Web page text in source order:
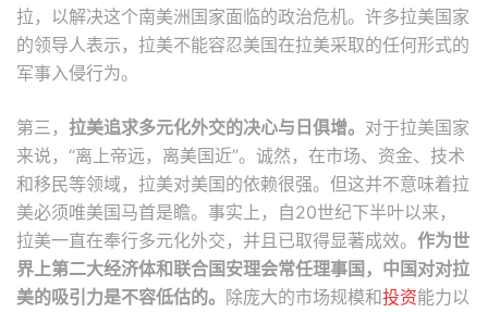
拉，以解决这个南美洲国家面临的政治危机。许多拉美国家
的领导人表示，拉美不能容忍美国在拉美采取的任何形式的
军事入侵行为。
第三， 拉美追求多元化外交的决心与日俱增。 对于拉美国家
来说，“离上帝远，离美国近”。诚然，在市场、资金、技术
和移民等领域，拉美对美国的依赖很强。但这并不意味着拉
美必须唯美国马首是瞻。事实上，自20世纪下半叶以来，
拉美一直在奉行多元化外交，并且已取得显著成效。 作为世
界上第二大经济体和联合国安理会常任理事国，中国对对拉
美的吸引力是不容低估的。 除庞大的市场规模和投资能力以